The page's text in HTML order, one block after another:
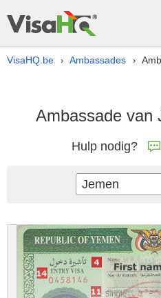
VisaHQ.be › Ambassades ›
Ambassade van
Hulp nodig?
Jemen